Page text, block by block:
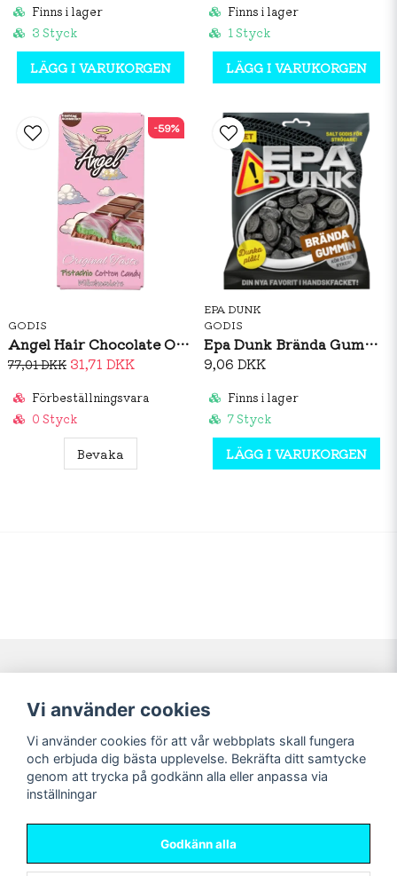
Finns i lager
3 Styck
LÄGG I VARUKORGEN
Finns i lager
1 Styck
LÄGG I VARUKORGEN
GODIS
Angel Hair Chocolate Original Taste 100g
77,01 DKK 31,71 DKK
Förbeställningsvara
0 Styck
Bevaka
-59%
EPA DUNK
GODIS
Epa Dunk Brända Gummin 80g
9,06 DKK
Finns i lager
7 Styck
LÄGG I VARUKORGEN
Navigering
Nyheter!
Förbeställning
Mitt konto
Logga in
Registrera dig
Glömt lösenord?
Sociala medier
Vi använder cookies
Vi använder cookies för att vår webbplats skall fungera
och erbjuda dig bästa upplevelse. Bekräfta ditt samtycke
genom att trycka på godkänn alla eller anpassa via
inställningar
Godkänn alla